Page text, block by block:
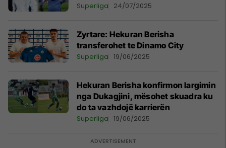
Superliga 24/07/2025
Zyrtare: Hekuran Berisha
transferohet te Dinamo City
Superliga 19/06/2025
Hekuran Berisha konfirmon largimin
nga Dukagjini, mësohet skuadra ku
do ta vazhdojë karrierën
Superliga 19/06/2025